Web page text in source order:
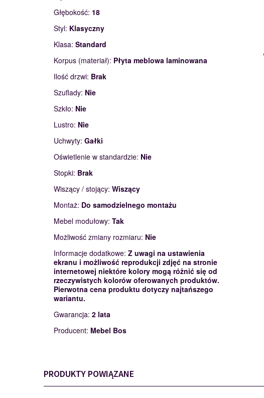
Głębokość: 18
Styl: Klasyczny
Klasa: Standard
Korpus (materiał): Płyta meblowa laminowana
Ilość drzwi: Brak
Szuflady: Nie
Szkło: Nie
Lustro: Nie
Uchwyty: Gałki
Oświetlenie w standardzie: Nie
Stopki: Brak
Wiszący / stojący: Wiszący
Montaż: Do samodzielnego montażu
Mebel modułowy: Tak
Możliwość zmiany rozmiaru: Nie
Informacje dodatkowe: Z uwagi na ustawienia
ekranu i możliwość reprodukcji zdjęć na stronie
internetowej niektóre kolory mogą różnić się od
rzeczywistych kolorów oferowanych produktów.
Pierwotna cena produktu dotyczy najtańszego
wariantu.
Gwarancja: 2 lata
Producent: Mebel Bos
PRODUKTY POWIĄZANE